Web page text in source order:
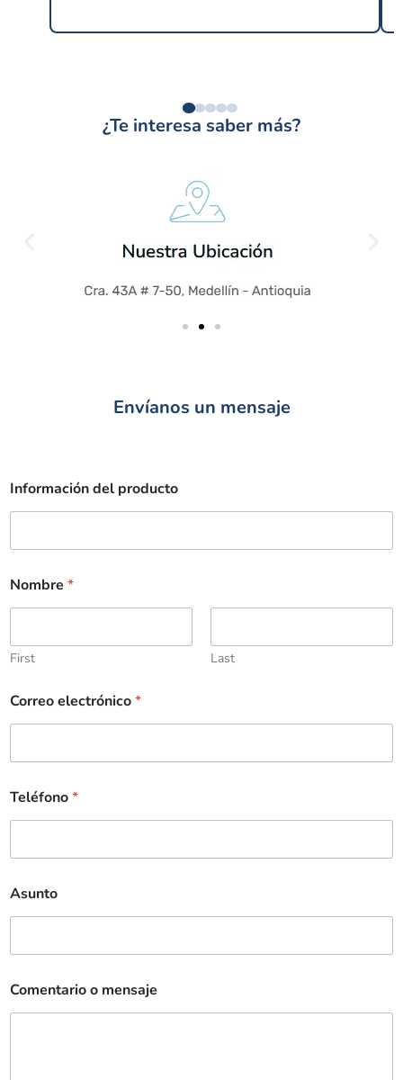
¿Te interesa saber más?
Envíanos un mensaje
Información del producto
Nombre *
First Last
Correo electrónico*
Teléfono*
Asunto
Comentario o mensaje